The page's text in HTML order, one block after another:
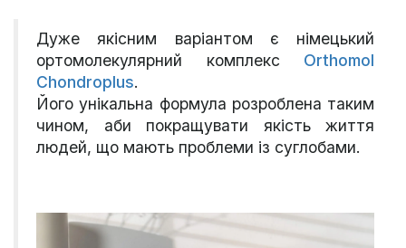
Дуже якісним варіантом є німецький
ортомолекулярний комплекс Orthomol
Chondroplus.
Його унікальна формула розроблена таким
чином, аби покращувати якість життя
людей, що мають проблеми із суглобами.